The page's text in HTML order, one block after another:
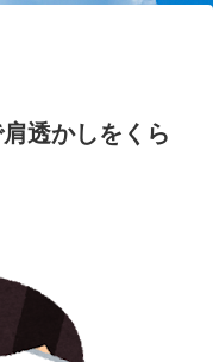
透かしをくら